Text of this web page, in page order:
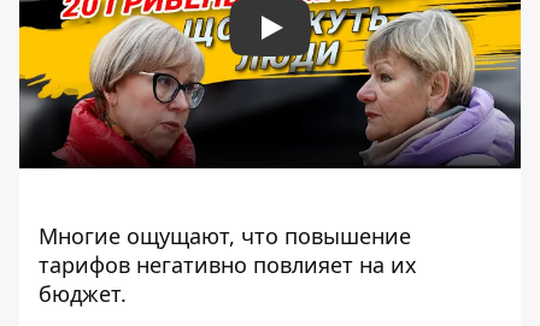
Play
Многие ощущают, что повышение
тарифов негативно повлияет на их
бюджет.